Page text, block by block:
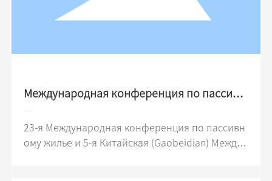
Международная конференция по пассивн
ому жилищному закрытию 2019 года
23-я Международная конференция по пассивн
ому жилье и 5-я Китайская (Gaobeidian) Междун